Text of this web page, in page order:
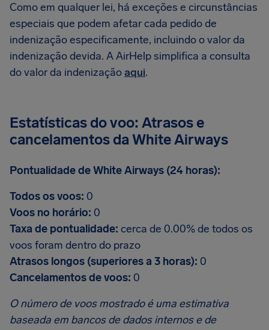
Como em qualquer lei, há exceções e circunstâncias
especiais que podem afetar cada pedido de
indenização especificamente, incluindo o valor da
indenização devida. A AirHelp simplifica a consulta
do valor da indenizaçãoaqui.
Estatísticas do voo: Atrasos e
cancelamentos da White Airways
Pontualidade de White Airways (24 horas):
Todos os voos: 0
Voos no horário: 0
Taxa de pontualidade: cerca de 0.00% de todos os
voos foram dentro do prazo
Atrasos longos (superiores a 3 horas): 0
Cancelamentos de voos: 0
O número de voos mostrado é uma estimativa
baseada em bancos de dados internos e de